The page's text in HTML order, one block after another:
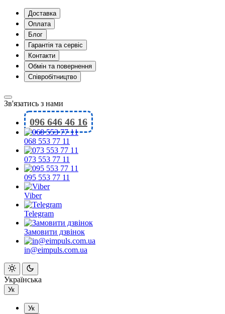
Доставка
Оплата
Блог
Гарантія та сервіс
Контакти
Обмін та повернення
Співробітництво
Зв'язатись з нами
096 646 46 16
068 553 77 11
073 553 77 11
095 553 77 11
Viber
Telegram
Замовити дзвінок
in@eimpuls.com.ua
Українська
Ук
Ук